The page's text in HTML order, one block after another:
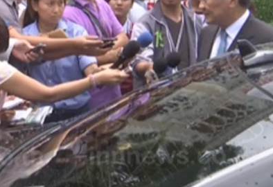
Sanook
ติดตามสนุกโซเชียลได้ที่
จอร์ (ประเทศไทย) จำกัด